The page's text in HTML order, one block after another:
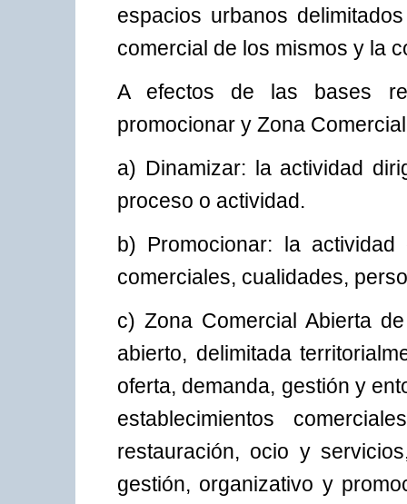
espacios urbanos
comercial de los mismos y la
A efectos de las bases
promocionar y Zona
a) Dinamizar: la actividad
proceso o actividad.
b) Promocionar: la
comerciales, cualidades,
c) Zona Comercial Abierta
abierto, delimitada
oferta, demanda, gestión y
establecimientos
restauración, ocio y
gestión, organizativo y